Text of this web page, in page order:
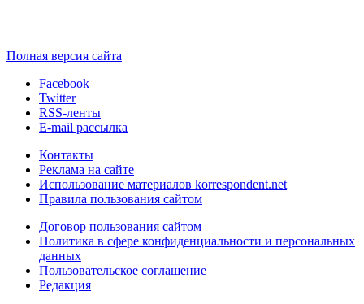
Полная версия сайта
Facebook
Twitter
RSS-ленты
E-mail рассылка
Контакты
Реклама на сайте
Использование материалов korrespondent.net
Правила пользования сайтом
Договор пользования сайтом
Политика в сфере конфиденциальности и персональных
данных
Пользовательское соглашение
Редакция